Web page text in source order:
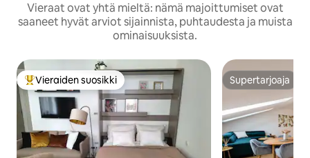
Vieraat ovat yhtä mieltä: nämä majoittumiset ovat
saaneet hyvät arviot sijainnista, puhtaudesta ja muista
ominaisuuksista.
Vieraiden suosikkien parhaimmistoa
Vieraiden suosikki Supertarjoaja
Supertarjoaja